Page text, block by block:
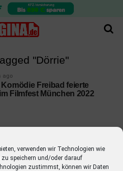
verwenden wir Technologien wie
speichern und/oder darauf
zustimmst, können wir Daten
"Dörrie"
ago
Freibad feierte
Filmfest München 2022